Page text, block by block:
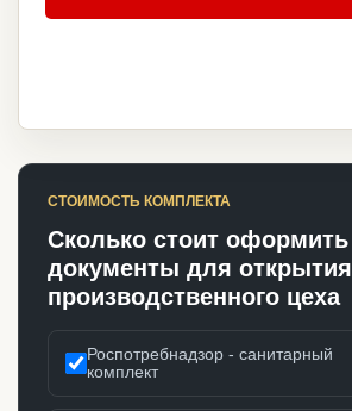
СТОИМОСТЬ КОМПЛЕКТА
Сколько стоит оформить
документы для открытия
производственного цеха
Роспотребнадзор - санитарный
комплект